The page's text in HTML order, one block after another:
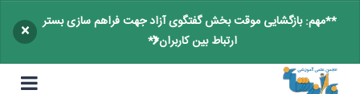
**مهم: بازگشایی موقت بخش گفتگوی آزاد جهت فراهم سازی بستر
ارتباط بین کاربران**
×